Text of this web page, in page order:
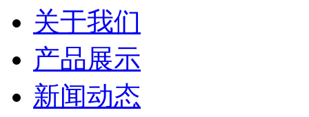
关于我们
产品展示
新闻动态